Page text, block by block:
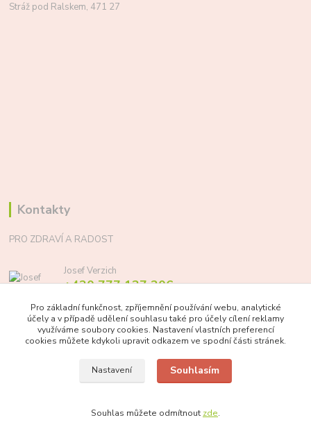
Stráž pod Ralskem, 471 27
Kontakty
PRO ZDRAVÍ A RADOST
Josef Verzich
+420 777 137 206
info@prozdraviaradost.cz
Pro základní funkčnost, zpříjemnění používání webu, analytické
účely a v případě udělení souhlasu také pro účely cílení reklamy
využíváme soubory cookies. Nastavení vlastních preferencí
cookies můžete kdykoli upravit odkazem ve spodní části stránek.
Nastavení Souhlasím
Souhlas můžete odmítnout zde.